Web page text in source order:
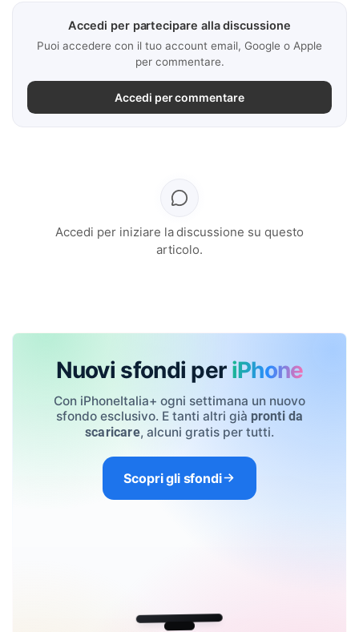
Accedi per partecipare alla discussione
Puoi accedere con il tuo account email, Google o Apple
per commentare.
Accedi per commentare
Accedi per iniziare la discussione su questo
articolo.
Nuovi sfondi per iPhone
Con iPhoneItalia+ ogni settimana un nuovo
sfondo esclusivo. E tanti altri già pronti da
scaricare, alcuni gratis per tutti.
Scopri gli sfondi